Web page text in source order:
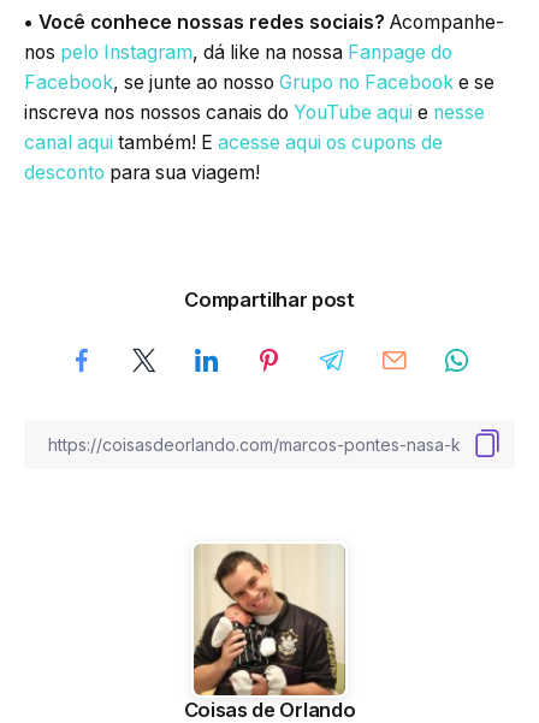
• Você conhece nossas redes sociais? Acompanhe-
nos pelo Instagram, dá like na nossa Fanpage do
Facebook, se junte ao nosso Grupo no Facebook e se
inscreva nos nossos canais do YouTube aqui e nesse
canal aqui também! E acesse aqui os cupons de
desconto para sua viagem!
Compartilhar post
Coisas de Orlando